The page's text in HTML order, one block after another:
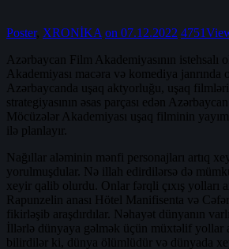
Poster, XRONİKA on 07.12.2022 4751
Azərbaycan Film Akademiyasının istehsalı
Akademiyası macəra və komediya janrında
Azərbaycanda uşaq aktyorluğu, uşaq
strategiyasının əsas parçası edən
Möcüzələr Akademiyası uşaq filminin
ilə planlayır.
Nağıllar aləminin mənfi personajları artıq
yorulmuşdular. Nə illah edirdilərsə də
xeyir qalib olurdu. Onlar fərqli çıxış yolları
Rapunzelin anası Hötel Manifisenta və
fikirləşib araşdırdılar. Nəhayət dünyanın
İllərlə dünyaya gəlmək üçün müxtəlif yollar
bilirdilər ki, dünya ölümlüdür və dünyada